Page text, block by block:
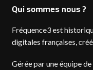
Qui sommes nous ?
Fréquence3 est
digitales françaises,
Gérée par une équipe